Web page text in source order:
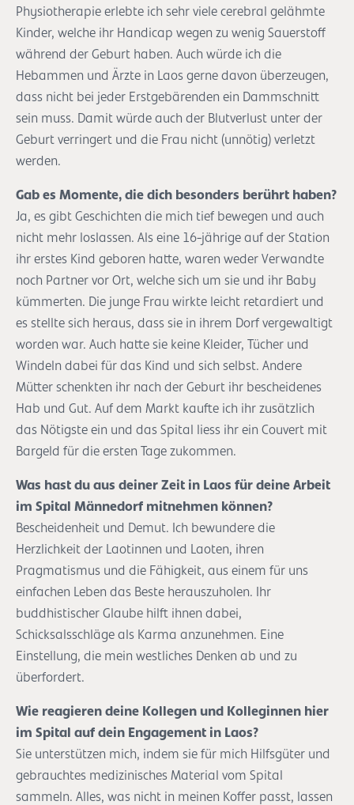
Physiotherapie erlebte ich sehr viele cerebral gelähmte
Kinder, welche ihr Handicap wegen zu wenig Sauerstoff
während der Geburt haben. Auch würde ich die
Hebammen und Ärzte in Laos gerne davon überzeugen,
dass nicht bei jeder Erstgebärenden ein Dammschnitt
sein muss. Damit würde auch der Blutverlust unter der
Geburt verringert und die Frau nicht (unnötig) verletzt
werden.
Gab es Momente, die dich besonders berührt haben?
Ja, es gibt Geschichten die mich tief bewegen und auch
nicht mehr loslassen. Als eine 16-jährige auf der Station
ihr erstes Kind geboren hatte, waren weder Verwandte
noch Partner vor Ort, welche sich um sie und ihr Baby
kümmerten. Die junge Frau wirkte leicht retardiert und
es stellte sich heraus, dass sie in ihrem Dorf vergewaltigt
worden war. Auch hatte sie keine Kleider, Tücher und
Windeln dabei für das Kind und sich selbst. Andere
Mütter schenkten ihr nach der Geburt ihr bescheidenes
Hab und Gut. Auf dem Markt kaufte ich ihr zusätzlich
das Nötigste ein und das Spital liess ihr ein Couvert mit
Bargeld für die ersten Tage zukommen.
Was hast du aus deiner Zeit in Laos für deine Arbeit
im Spital Männedorf mitnehmen können?
Bescheidenheit und Demut. Ich bewundere die
Herzlichkeit der Laotinnen und Laoten, ihren
Pragmatismus und die Fähigkeit, aus einem für uns
einfachen Leben das Beste herauszuholen. Ihr
buddhistischer Glaube hilft ihnen dabei,
Schicksalsschläge als Karma anzunehmen. Eine
Einstellung, die mein westliches Denken ab und zu
überfordert.
Wie reagieren deine Kollegen und Kolleginnen hier
im Spital auf dein Engagement in Laos?
Sie unterstützen mich, indem sie für mich Hilfsgüter und
gebrauchtes medizinisches Material vom Spital
sammeln. Alles, was nicht in meinen Koffer passt, lassen